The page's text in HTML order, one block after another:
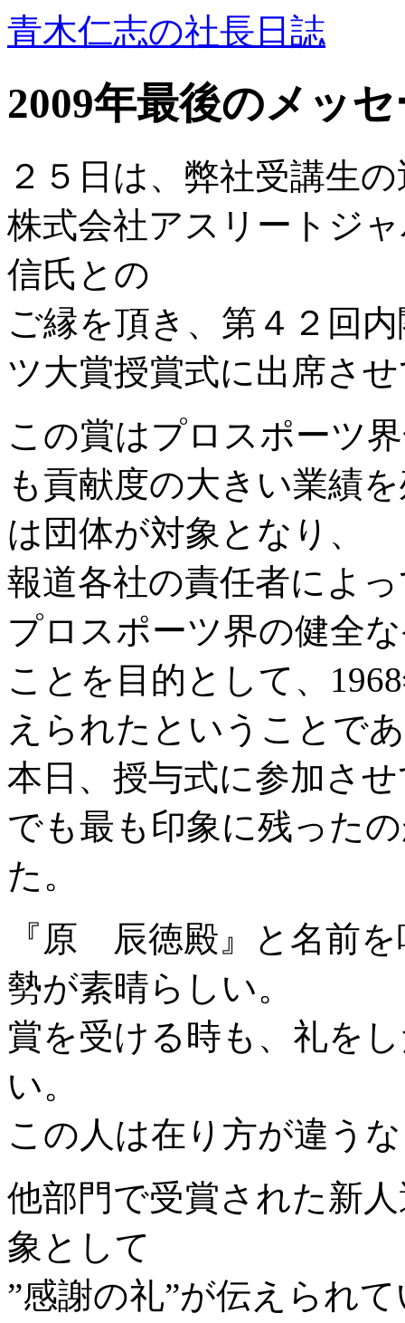
青木仁志の社長日誌
2009年最後のメッ
２５日は、弊社受講生
株式会社アスリートジ
信氏との
ご縁を頂き、第４２回
ツ大賞授賞式に出席さ
この賞はプロスポーツ
も貢献度の大きい業績
は団体が対象となり、
報道各社の責任者によ
プロスポーツ界の健全
ことを目的として、
えられたということで
本日、授与式に参加さ
でも最も印象に残った
た。
『原 辰徳殿』と名前
勢が素晴らしい。
賞を受ける時も、礼を
い。
この人は在り方が違う
他部門で受賞された新
象として
”感謝の礼”が伝えられ